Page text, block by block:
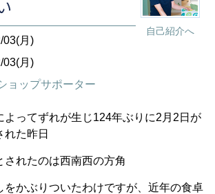
自己紹介へ
03(月)
03(月)
ョップサポーター
よってずれが生じ124年ぶりに2月2日が
れた昨日
されたのは西南西の方角
をかぶりついたわけですが、近年の食卓